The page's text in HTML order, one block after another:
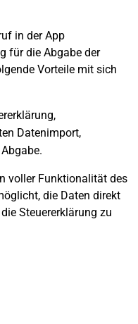
in der App
für die Abgabe der
Vorteile mit sich
Datenimport,
voller Funktionalität des
die Daten direkt
Steuererklärung zu